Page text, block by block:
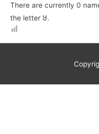
There are currently 0
the letter Ყ.